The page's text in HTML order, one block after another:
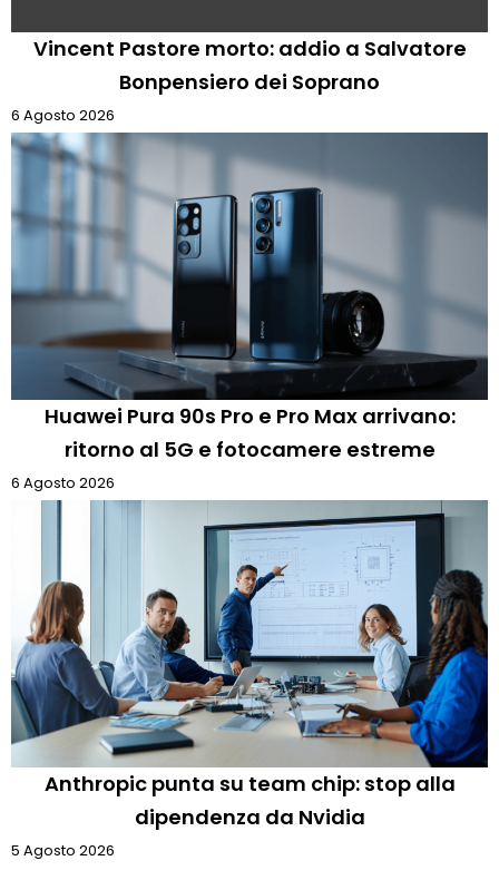
Vincent Pastore morto: addio a Salvatore
Bonpensiero dei Soprano
6 Agosto 2026
Huawei Pura 90s Pro e Pro Max arrivano:
ritorno al 5G e fotocamere estreme
6 Agosto 2026
Anthropic punta su team chip: stop alla
dipendenza da Nvidia
5 Agosto 2026